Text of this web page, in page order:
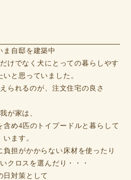
ま自邸を建築中
けでなく犬にとっての暮らしやす
いと思っていました。
られるのが、注文住宅の良さ
我が家は、
含め4匹のトイプードルと暮らして
います。
担がかからない床材を使ったり
クロスを選んだり・・・
日対策として